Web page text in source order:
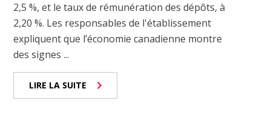
2,5 %, et le taux de rémunération des dépôts, à
2,20 %. Les responsables de l'établissement
expliquent que l’économie canadienne montre
des signes ...
LIRE LA SUITE